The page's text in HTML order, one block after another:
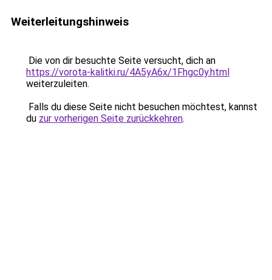
Weiterleitungshinweis
Die von dir besuchte Seite versucht, dich an
https://vorota-kalitki.ru/4A5yA6x/1Fhgc0y.html
weiterzuleiten.
Falls du diese Seite nicht besuchen möchtest, kannst
du zur vorherigen Seite zurückkehren.